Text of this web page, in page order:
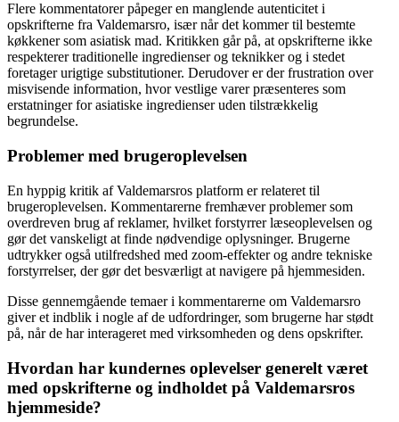
Flere kommentatorer påpeger en manglende autenticitet i
opskrifterne fra Valdemarsro, især når det kommer til bestemte
køkkener som asiatisk mad. Kritikken går på, at opskrifterne ikke
respekterer traditionelle ingredienser og teknikker og i stedet
foretager urigtige substitutioner. Derudover er der frustration over
misvisende information, hvor vestlige varer præsenteres som
erstatninger for asiatiske ingredienser uden tilstrækkelig
begrundelse.
Problemer med brugeroplevelsen
En hyppig kritik af Valdemarsros platform er relateret til
brugeroplevelsen. Kommentarerne fremhæver problemer som
overdreven brug af reklamer, hvilket forstyrrer læseoplevelsen og
gør det vanskeligt at finde nødvendige oplysninger. Brugerne
udtrykker også utilfredshed med zoom-effekter og andre tekniske
forstyrrelser, der gør det besværligt at navigere på hjemmesiden.
Disse gennemgående temaer i kommentarerne om Valdemarsro
giver et indblik i nogle af de udfordringer, som brugerne har stødt
på, når de har interageret med virksomheden og dens opskrifter.
Hvordan har kundernes oplevelser generelt været
med opskrifterne og indholdet på Valdemarsros
hjemmeside?